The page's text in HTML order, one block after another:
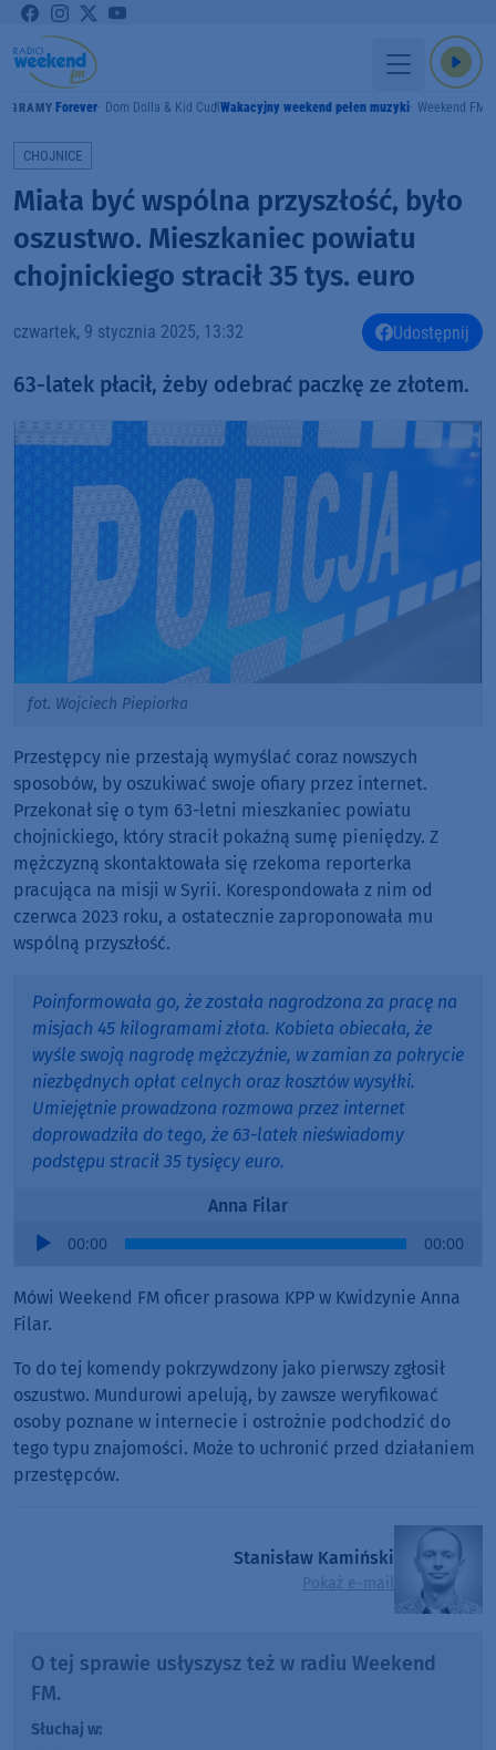
GRAMY Forever Dom Dolla & Kid CudiWakacyjny weekend pełen muzyki Weekend FM
CHOJNICE
Miała być wspólna przyszłość, było
oszustwo. Mieszkaniec powiatu
chojnickiego stracił 35 tys. euro
czwartek, 9 stycznia 2025, 13:32 Udostępnij
63-latek płacił, żeby odebrać paczkę ze złotem.
fot. Wojciech Piepiorka
Przestępcy nie przestają wymyślać coraz nowszych
sposobów, by oszukiwać swoje ofiary przez internet.
Przekonał się o tym 63-letni mieszkaniec powiatu
chojnickiego, który stracił pokaźną sumę pieniędzy. Z
mężczyzną skontaktowała się rzekoma reporterka
pracująca na misji w Syrii. Korespondowała z nim od
czerwca 2023 roku, a ostatecznie zaproponowała mu
wspólną przyszłość.
Poinformowała go, że została nagrodzona za pracę na
misjach 45 kilogramami złota. Kobieta obiecała, że
wyśle swoją nagrodę mężczyźnie, w zamian za pokrycie
niezbędnych opłat celnych oraz kosztów wysyłki.
Umiejętnie prowadzona rozmowa przez internet
doprowadziła do tego, że 63-latek nieświadomy
podstępu stracił 35 tysięcy euro.
Anna Filar
Audio
00:00 00:00
Mówi Weekend FM oficer prasowa KPP w Kwidzynie Anna
Filar.
To do tej komendy pokrzywdzony jako pierwszy zgłosił
oszustwo. Mundurowi apelują, by zawsze weryfikować
osoby poznane w internecie i ostrożnie podchodzić do
tego typu znajomości. Może to uchronić przed działaniem
przestępców.
Stanisław Kamiński
Pokaż e-mail
O tej sprawie usłyszysz też w radiu Weekend
FM.
Słuchaj w: